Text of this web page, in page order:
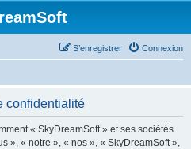
Connexion
S’enregistrer
confidentialité
« SkyDreamSoft » et ses sociétés
», « notre », « nos », « SkyDreamSoft »,